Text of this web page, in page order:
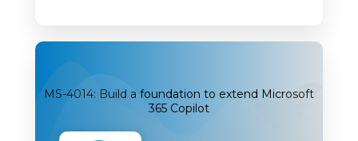
MS-4014: Build a foundation to extend Microsoft
365 Copilot